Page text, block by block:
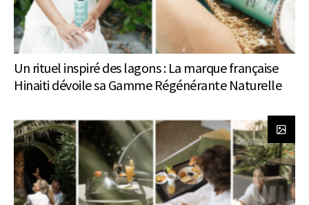
Un rituel inspiré des lagons : La marque française
Hinaiti dévoile sa Gamme Régénérante Naturelle